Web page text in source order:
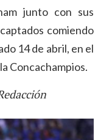
junto con sus
comiendo
14 de abril, en el
Concachampios.